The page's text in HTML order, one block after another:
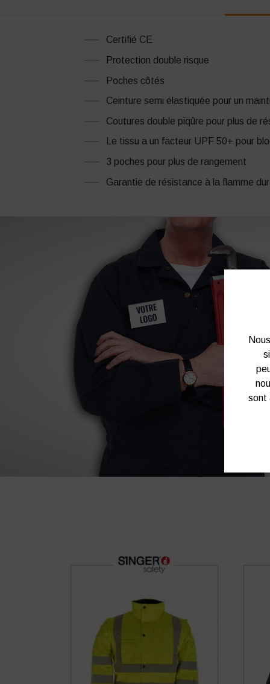
Certifié CE
Protection double risque
Poches côtés
Ceinture semi élastiquée pour un
Coutures double piqûre pour plus de
Le tissu a un facteur UPF 50+ pour
3 poches pour plus de rangement
Garantie de résistance à la flamme
sont